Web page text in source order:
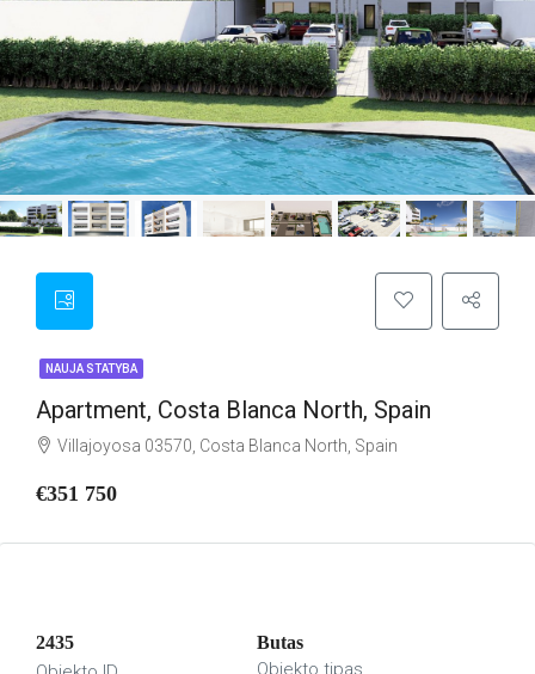
NAUJA STATYBA
Apartment, Costa Blanca North, Spain
Villajoyosa 03570, Costa Blanca North, Spain
€351 750
2435 Butas
Objekto tipas